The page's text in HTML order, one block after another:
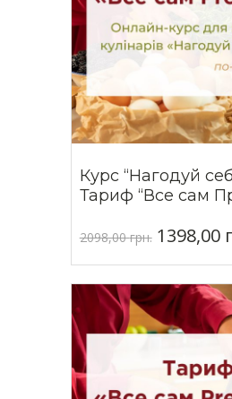
Курс “Нагодуй
Тариф “Все сам
2098,00грн.
ціна:
2098,00
1398,00
2098,00грн.